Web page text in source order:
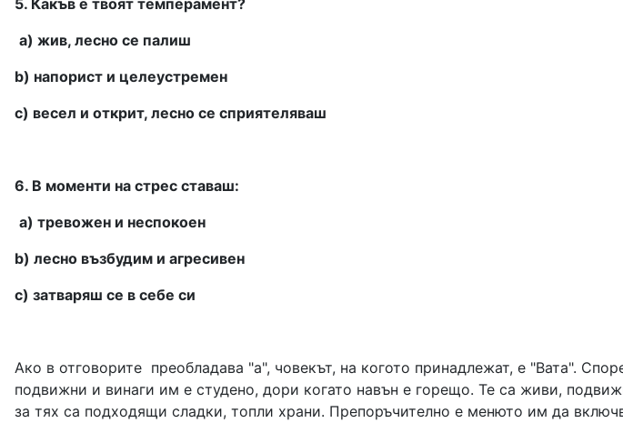
5. Какъв е твоят темперамент?
а) жив, лесно се палиш
b) напорист и целеустремен
c) весел и открит, лесно се сприятеляваш
6. В моменти на стрес ставаш:
а) тревожен и неспокоен
b) лесно възбудим и агресивен
c) затваряш се в себе си
Ако в отговорите преобладава "а", човекът, на когото принадлежат, е "Вата".
подвижни и винаги им е студено, дори когато навън е горещо. Те са живи,
за тях са подходящи сладки, топли храни. Препоръчително е менюто им да